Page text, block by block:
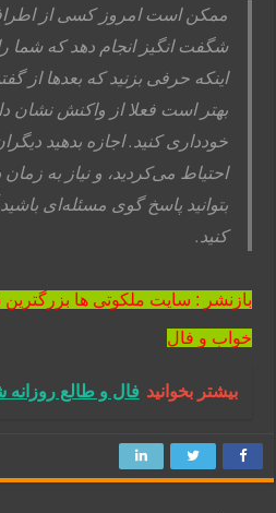
ممكن است امروز كسی از
شگفت انگيز انجام دهد كه شما
اينكه حرفی بزنيد كه بعدها از
بهتر است فعلا از واكنش نشان
خودداری كنيد. اجازه بدهيد
احتياط می‌كرديد، و نياز به زمان
بتوانيد پاسخ گوی مسئله‌ای
كنيد.
بازنشر : سایت ملکوتی ها بزرگترین
خواب و فال
بیشتر بخوانید فال و طالع روزانه شنبه 7